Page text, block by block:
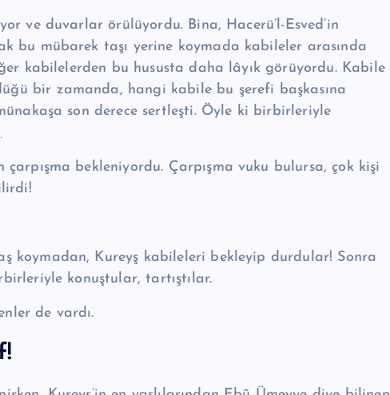
ve duvarlar örülüyordu. Bina, Hacerü’l-Esved’in
bu mübarek taşı yerine koymada kabileler arasında
kabilelerden bu hususta daha lâyık görüyordu. Kabile
bir zamanda, hangi kabile bu şerefi başkasına
son derece sertleşti. Öyle ki birbirleriyle
çarpışma bekleniyordu. Çarpışma vuku bulursa, çok kişi
koymadan, Ku­reyş kabileleri bekleyip durdular! Sonra
ko­nuştular, tartıştılar.
de vardı.